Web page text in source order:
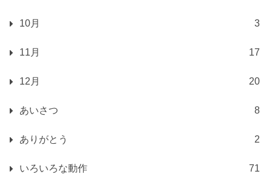
10月 3
11月 17
12月 20
あいさつ 8
ありがとう 2
いろいろな動作 71